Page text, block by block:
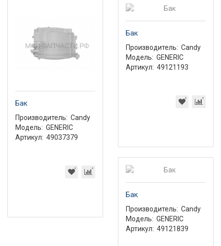
Бак
Производитель: Candy
Модель: GENERIC
Артикул: 49037379
Бак
Производитель: Candy
Модель: GENERIC
Артикул: 49121193
Бак
Производитель: Candy
Модель: GENERIC
Артикул: 49121839